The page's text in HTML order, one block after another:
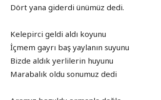
Dört yana giderdi ünümüz dedi.
Kelepirci geldi aldı koyunu
İçmem gayrı baş yaylanın suyunu
Bizde aldık yerlilerin huyunu
Marabalık oldu sonumuz dedi